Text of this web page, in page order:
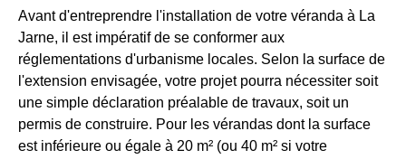
Avant d'entreprendre l'installation de votre véranda à La
Jarne, il est impératif de se conformer aux
réglementations d'urbanisme locales. Selon la surface de
l'extension envisagée, votre projet pourra nécessiter soit
une simple déclaration préalable de travaux, soit un
permis de construire. Pour les vérandas dont la surface
est inférieure ou égale à 20 m² (ou 40 m² si votre